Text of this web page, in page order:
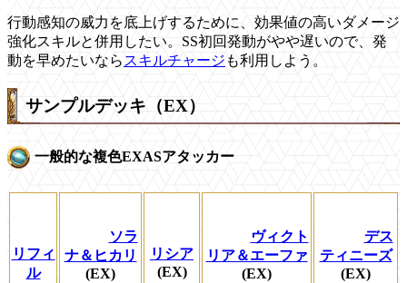
行動感知の威力を底上げするために、効果値の高いダメージ
強化スキルと併用したい。SS初回発動がやや遅いので、発
動を早めたいなら スキルチャージ も利用しよう。
サンプルデッキ（EX）
一般的な複色EXASアタッカー
リフィ
ル
ソラ
ナ＆ヒカリ
(EX)
リシア
(EX)
ヴィクト
リア＆エーファ
(EX)
デス
ティニーズ
(EX)